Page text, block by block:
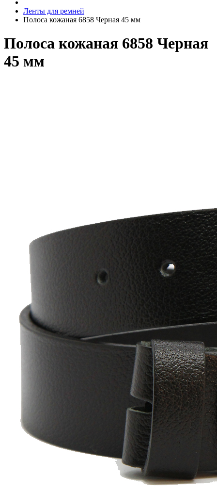
Ленты для ремней
Полоса кожаная 6858 Черная 45 мм
Полоса кожаная 6858 Черная
45 мм